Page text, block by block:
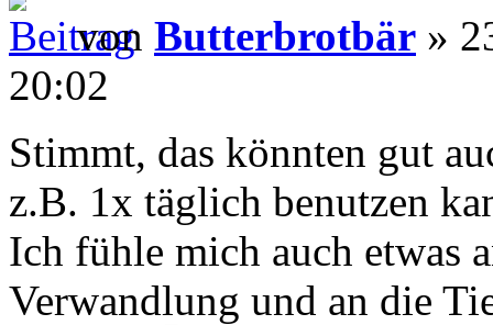
von Butterbrotbär »
20:02
Stimmt, das könnten gut
z.B. 1x täglich benutzen
Ich fühle mich auch etwas
Verwandlung und an die